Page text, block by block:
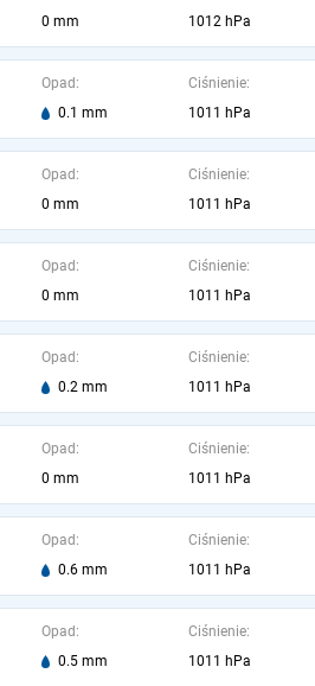
0 mm
1012 hPa
Opad:
0.1 mm
Ciśnienie:
1011 hPa
Opad:
0 mm
Ciśnienie:
1011 hPa
Opad:
0 mm
Ciśnienie:
1011 hPa
Opad:
0.2 mm
Ciśnienie:
1011 hPa
Opad:
0 mm
Ciśnienie:
1011 hPa
Opad:
0.6 mm
Ciśnienie:
1011 hPa
Opad:
0.5 mm
Ciśnienie:
1011 hPa